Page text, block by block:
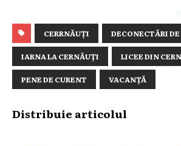
CERRNĂUȚI DECONECTĂRI
IARNA LA CERNĂUȚI LICEE DIN
PENE DE CURENT VACANȚĂ
Distribuie articolul